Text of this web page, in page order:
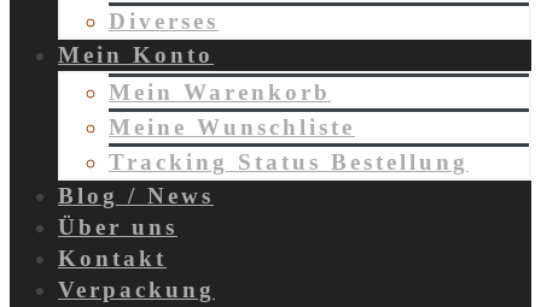
Diverses
Mein Konto
Mein Warenkorb
Meine Wunschliste
Tracking Status Bestellung
Blog / News
Über uns
Kontakt
Verpackung